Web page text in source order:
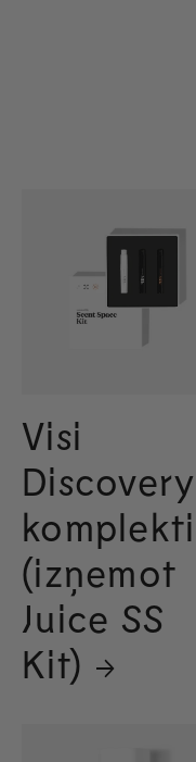
Visi
Discovery
komplekti
(izņemot
Juice SS
Kit)